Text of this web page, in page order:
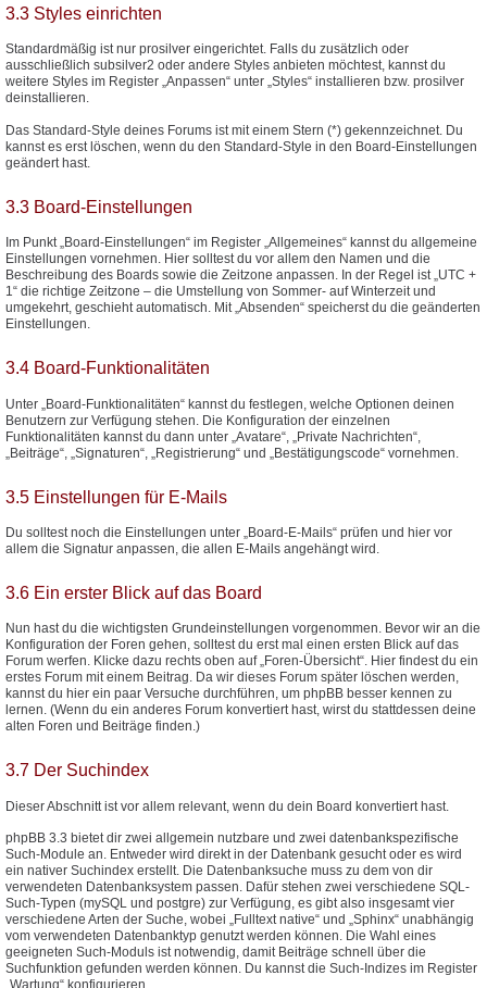
3.3 Styles einrichten
Standardmäßig ist nur prosilver eingerichtet. Falls du zusätzlich oder
ausschließlich subsilver2 oder andere Styles anbieten möchtest, kannst du
weitere Styles im Register „Anpassen“ unter „Styles“ installieren bzw. prosilver
deinstallieren.
Das Standard-Style deines Forums ist mit einem Stern (*) gekennzeichnet. Du
kannst es erst löschen, wenn du den Standard-Style in den Board-Einstellungen
geändert hast.
3.3 Board-Einstellungen
Im Punkt „Board-Einstellungen“ im Register „Allgemeines“ kannst du allgemeine
Einstellungen vornehmen. Hier solltest du vor allem den Namen und die
Beschreibung des Boards sowie die Zeitzone anpassen. In der Regel ist „UTC +
1“ die richtige Zeitzone – die Umstellung von Sommer- auf Winterzeit und
umgekehrt, geschieht automatisch. Mit „Absenden“ speicherst du die geänderten
Einstellungen.
3.4 Board-Funktionalitäten
Unter „Board-Funktionalitäten“ kannst du festlegen, welche Optionen deinen
Benutzern zur Verfügung stehen. Die Konfiguration der einzelnen
Funktionalitäten kannst du dann unter „Avatare“, „Private Nachrichten“,
„Beiträge“, „Signaturen“, „Registrierung“ und „Bestätigungscode“ vornehmen.
3.5 Einstellungen für E-Mails
Du solltest noch die Einstellungen unter „Board-E-Mails“ prüfen und hier vor
allem die Signatur anpassen, die allen E-Mails angehängt wird.
3.6 Ein erster Blick auf das Board
Nun hast du die wichtigsten Grundeinstellungen vorgenommen. Bevor wir an die
Konfiguration der Foren gehen, solltest du erst mal einen ersten Blick auf das
Forum werfen. Klicke dazu rechts oben auf „Foren-Übersicht“. Hier findest du ein
erstes Forum mit einem Beitrag. Da wir dieses Forum später löschen werden,
kannst du hier ein paar Versuche durchführen, um phpBB besser kennen zu
lernen. (Wenn du ein anderes Forum konvertiert hast, wirst du stattdessen deine
alten Foren und Beiträge finden.)
3.7 Der Suchindex
Dieser Abschnitt ist vor allem relevant, wenn du dein Board konvertiert hast.
phpBB 3.3 bietet dir zwei allgemein nutzbare und zwei datenbankspezifische
Such-Module an. Entweder wird direkt in der Datenbank gesucht oder es wird
ein nativer Suchindex erstellt. Die Datenbanksuche muss zu dem von dir
verwendeten Datenbanksystem passen. Dafür stehen zwei verschiedene SQL-
Such-Typen (mySQL und postgre) zur Verfügung, es gibt also insgesamt vier
verschiedene Arten der Suche, wobei „Fulltext native“ und „Sphinx“ unabhängig
vom verwendeten Datenbanktyp genutzt werden können. Die Wahl eines
geeigneten Such-Moduls ist notwendig, damit Beiträge schnell über die
Suchfunktion gefunden werden können. Du kannst die Such-Indizes im Register
„Wartung“ konfigurieren.